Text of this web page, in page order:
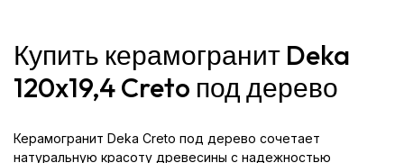
Купить керамогранит Deka
120x19,4 Creto под дерево
Керамогранит Deka Creto под дерево сочетает
натуральную красоту древесины с надежностью